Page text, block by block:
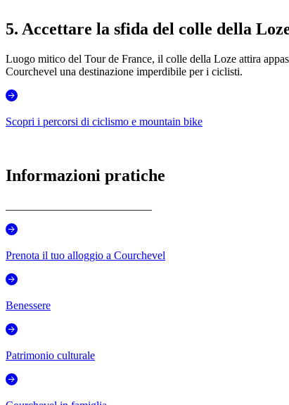
5. Accettare la sfida del colle della
Luogo mitico del Tour de France, il colle della Loze attira
Courchevel una destinazione imperdibile per i ciclisti.
Scopri i percorsi di ciclismo e mountain bike
Informazioni pratiche
Prenota il tuo alloggio a Courchevel
Benessere
Patrimonio culturale